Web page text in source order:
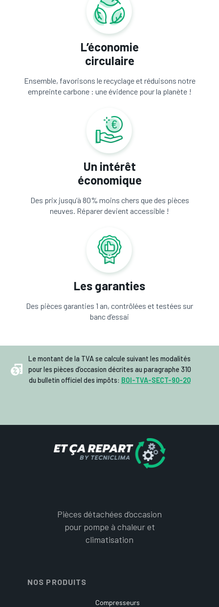
L’économie
circulaire
Ensemble, favorisons le recyclage et réduisons notre
empreinte carbone : une évidence pour la planète !
Un intérêt
économique
Des prix jusqu’à 80% moins chers que des pièces
neuves. Réparer devient accessible !
Les garanties
Des pièces garanties 1 an, contrôlées et testées sur
banc d’essai
Le montant de la TVA se calcule suivant les modalités
pour les pièces d’occasion décrites au paragraphe 310
du bulletin officiel des impôts: BOI-TVA-SECT-90-20
Pièces détachées d’occasion
pour pompe à chaleur et
climatisation
NOS PRODUITS
Compresseurs